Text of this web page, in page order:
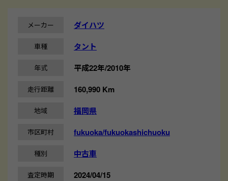
メーカー ダイハツ
車種 タント
年式 平成22年/2010年
走行距離 160,990 Km
地域 福岡県
市区町村 fukuoka/fukuokashichuoku
種別 中古車
査定時期 2024/04/15